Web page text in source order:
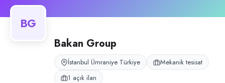
BG
Bakan Group
İstanbul Ümraniye Türkiye
Mekanik tesisat
1 açık ilan